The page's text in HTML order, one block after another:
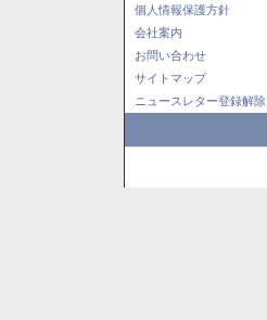
個人情報保護方針
会社案内
お問い合わせ
サイトマップ
ニュースレター登録解除